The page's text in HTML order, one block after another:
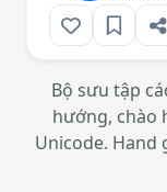
Bộ sưu tập
hướng, chào
Unicode. Hand